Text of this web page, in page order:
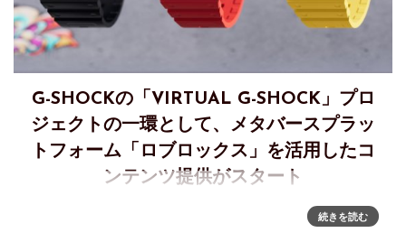
G-SHOCKの「VIRTUAL G-SHOCK」プロ
ジェクトの一環として、メタバースプラッ
トフォーム「ロブロックス」を活用したコ
ンテンツ提供がスタート
”G-SHOCK”が「Roblox」で若年層に向けた新たなブランド体
験を提供カシオ計算機は、耐衝撃ウオッチ“G-SHOCK”の
続きを読む